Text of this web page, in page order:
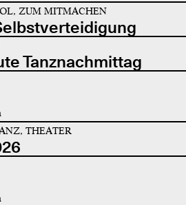
ZUM MITMACHEN
Tanznachmittag
THEATER